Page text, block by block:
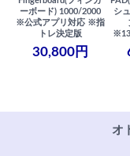
ーボード) 1000/2000
※公式アプリ対応 ※指
トレ決定版
30,800円
シ
オ